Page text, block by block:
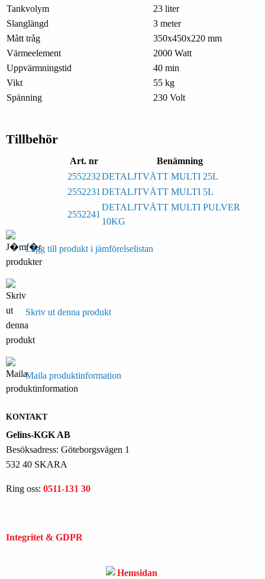
Tankvolym
23 liter
Slanglängd
3 meter
Mått tråg
350x450x220 mm
Värmeelement
2000 Watt
Uppvärmningstid
40 min
Vikt
55 kg
Spänning
230 Volt
Tillbehör
Art. nr
Benämning
2552232DETALJTVÄTT MULTI 25L
2552231 DETALJTVÄTT MULTI 5L
2552241
DETALJTVÄTT MULTI PULVER
10KG
Lägg till produkt i jämförelselistan
Skriv ut denna produkt
Maila produktinformation
KONTAKT
Gelins-KGK AB
Besöksadress: Göteborgsvägen 1
532 40 SKARA
Ring oss: 0511-131 30
Integritet & GDPR